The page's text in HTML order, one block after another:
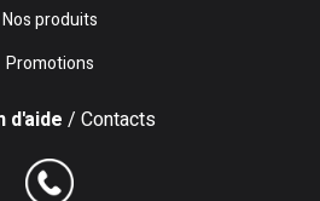
Nos produits
Promotions
d'aide / Contacts